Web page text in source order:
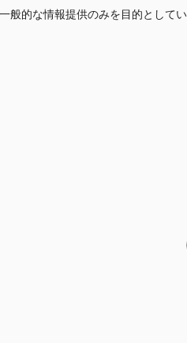
般的な情報提供のみを目的として